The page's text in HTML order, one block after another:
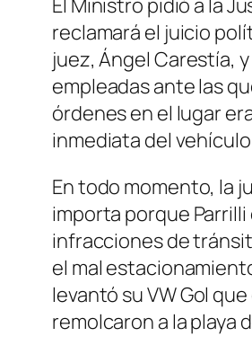
El Ministro pidió a la
reclamará el juicio
juez, Ángel Carestía,
empleadas ante las
órdenes en el lugar
inmediata del
En todo momento, la
importa porque
infracciones de
el mal
levantó su VW Gol
remolcaron a la playa